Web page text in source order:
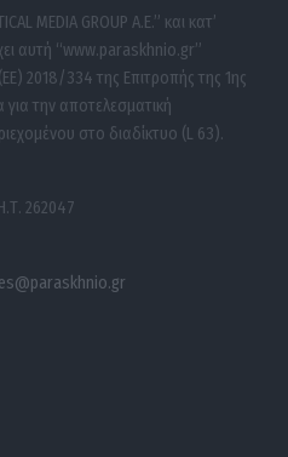
MEDIA GROUP A.E.” και κατ’
αυτή “www.paraskhnio.gr”
2018/334 της Επιτροπής της 1ης
την αποτελεσματική
στο διαδίκτυο (L 63).
262047